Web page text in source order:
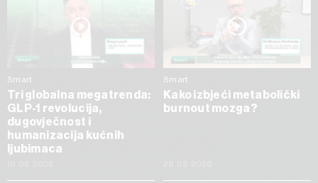
Smart
Tri globalna megatrenda:
GLP-1 revolucija,
dugovječnost i
humanizacija kućnih
ljubimaca
Smart
Kako izbjeći metabolički
burnout mozga?